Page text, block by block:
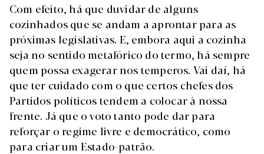
Com efeito, há que duvidar de alguns
cozinhados que se andam a aprontar para as
próximas legislativas. E, embora aqui a cozinha
seja no sentido metafórico do termo, há sempre
quem possa exagerar nos temperos. Vai daí, há
que ter cuidado com o que certos chefes dos
Partidos políticos tendem a colocar à nossa
frente. Já que o voto tanto pode dar para
reforçar o regime livre e democrático, como
para criar um Estado-patrão.